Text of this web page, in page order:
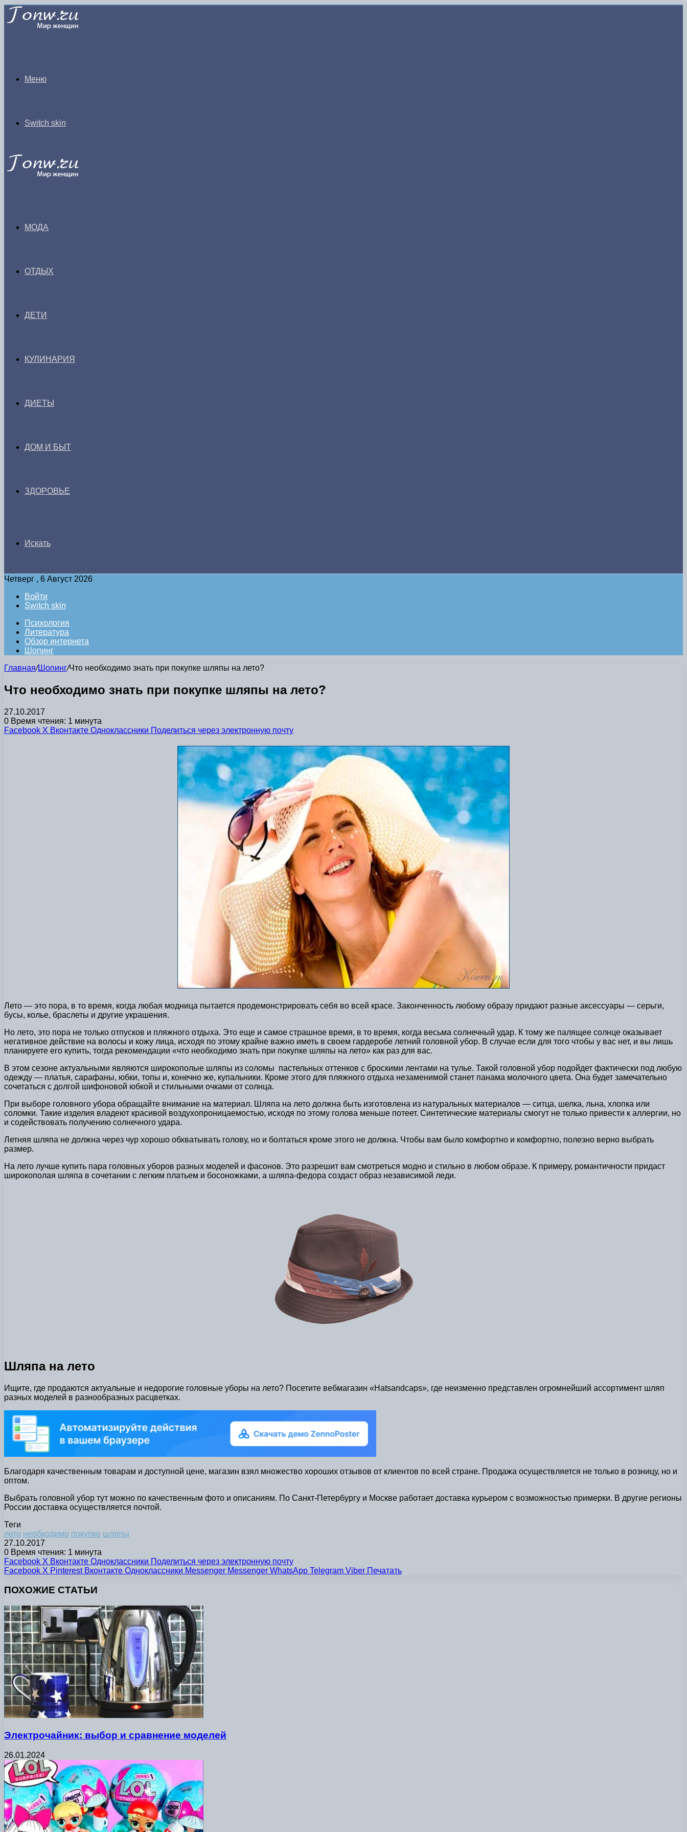
Меню
Switch skin
МОДА
ОТДЫХ
ДЕТИ
КУЛИНАРИЯ
ДИЕТЫ
ДОМ И БЫТ
ЗДОРОВЬЕ
Искать
Четверг , 6 Август 2026
Войти
Switch skin
Психология
Литература
Обзор интернета
Шопинг
Главная/Шопинг/Что необходимо знать при покупке шляпы на лето?
Что необходимо знать при покупке шляпы на лето?
27.10.2017
0 Время чтения: 1 минута
Facebook X Вконтакте Одноклассники Поделиться через электронную почту
Лето — это пора, в то время, когда любая модница пытается продемонстрировать себя во всей красе. Законченность любому образу придают разные аксессуары — серьги,
бусы, колье, браслеты и другие украшения.
Но лето, это пора не только отпусков и пляжного отдыха. Это еще и самое страшное время, в то время, когда весьма солнечный удар. К тому же палящее солнце оказывает
негативное действие на волосы и кожу лица, исходя по этому крайне важно иметь в своем гардеробе летний головной убор. В случае если для того чтобы у вас нет, и вы лишь
планируете его купить, тогда рекомендации «что необходимо знать при покупке шляпы на лето» как раз для вас.
В этом сезоне актуальными являются широкополые шляпы из соломы пастельных оттенков с броскими лентами на тулье. Такой головной убор подойдет фактически под любую
одежду — платья, сарафаны, юбки, топы и, конечно же, купальники. Кроме этого для пляжного отдыха незаменимой станет панама молочного цвета. Она будет замечательно
сочетаться с долгой шифоновой юбкой и стильными очками от солнца.
При выборе головного убора обращайте внимание на материал. Шляпа на лето должна быть изготовлена из натуральных материалов — ситца, шелка, льна, хлопка или
соломки. Такие изделия владеют красивой воздухопроницаемостью, исходя по этому голова меньше потеет. Синтетические материалы смогут не только привести к аллергии, но
и содействовать получению солнечного удара.
Летняя шляпа не должна через чур хорошо обхватывать голову, но и болтаться кроме этого не должна. Чтобы вам было комфортно и комфортно, полезно верно выбрать
размер.
На лето лучше купить пара головных уборов разных моделей и фасонов. Это разрешит вам смотреться модно и стильно в любом образе. К примеру, романтичности придаст
широкополая шляпа в сочетании с легким платьем и босоножками, а шляпа-федора создаст образ независимой леди.
Шляпа на лето
Ищите, где продаются актуальные и недорогие головные уборы на лето? Посетите вебмагазин «Hatsandcaps», где неизменно представлен огромнейший ассортимент шляп
разных моделей в разнообразных расцветках.
Благодаря качественным товарам и доступной цене, магазин взял множество хороших отзывов от клиентов по всей стране. Продажа осуществляется не только в розницу, но и
оптом.
Выбрать головной убор тут можно по качественным фото и описаниям. По Санкт-Петербургу и Москве работает доставка курьером с возможностью примерки. В другие регионы
России доставка осуществляется почтой.
Теги
лето необходимо покупке шляпы
27.10.2017
0 Время чтения: 1 минута
Facebook X Вконтакте Одноклассники Поделиться через электронную почту
Facebook X Pinterest Вконтакте Одноклассники Messenger Messenger WhatsApp Telegram Viber Печатать
ПОХОЖИЕ СТАТЬИ
Электрочайник: выбор и сравнение моделей
26.01.2024